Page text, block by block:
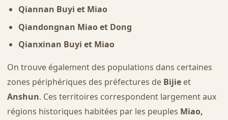
Qiannan Buyi et Miao
Qiandongnan Miao et Dong
Qianxinan Buyi et Miao
On trouve également des populations dans certaines
zones périphériques des préfectures de Bijieet
Anshun. Ces territoires correspondent largement aux
régions historiques habitées par les peuples Miao,